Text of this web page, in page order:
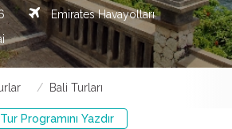
Emirates Havayolları
Bali Turları
Tur Programını Yazdır